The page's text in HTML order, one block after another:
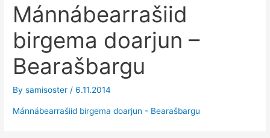
Mánnábearrašiid
birgema doarjun –
Bearašbargu
Bysamisoster /6.11.2014
Mánnábearrašiid birgema doarjun - Bearašbargu